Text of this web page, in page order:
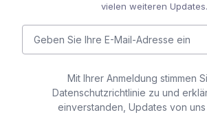
vielen weiteren Updates.
Mit Ihrer Anmeldung stimmen
Datenschutzrichtlinie zu und
einverstanden, Updates von